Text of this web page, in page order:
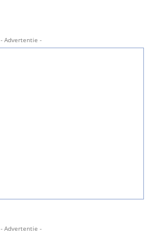
- Advertentie -
- Advertentie -